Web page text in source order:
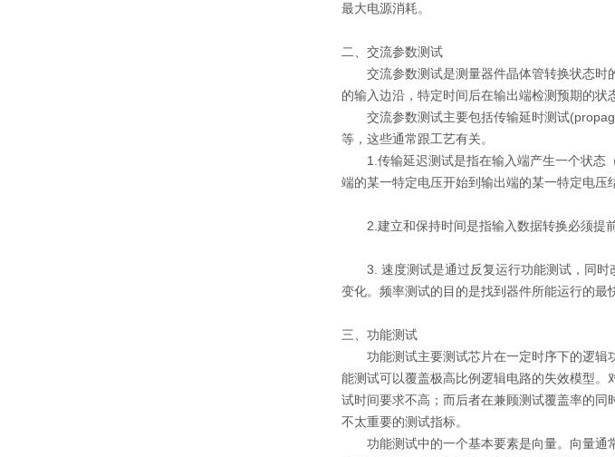
最大电源消耗。
二、交流参数测试
交流参数测试是测量器件晶体管转换状态
的输入边沿，特定时间后在输出端检测预期的状
交流参数测试主要包括传输延时测试
等，这些通常跟工艺有关。
1.传输延迟测试是指在输入端产生一个状态
端的某一特定电压开始到输出端的某一特定电压
2.建立和保持时间是指输入数据转换必须提
3. 速度测试是通过反复运行功能测试，同
变化。频率测试的目的是找到器件所能运行的最
三、功能测试
功能测试主要测试芯片在一定时序下的逻
能测试可以覆盖极高比例逻辑电路的失效模型
试时间要求不高；而后者在兼顾测试覆盖率的
不太重要的测试指标。
功能测试中的一个基本要素是向量。向量通